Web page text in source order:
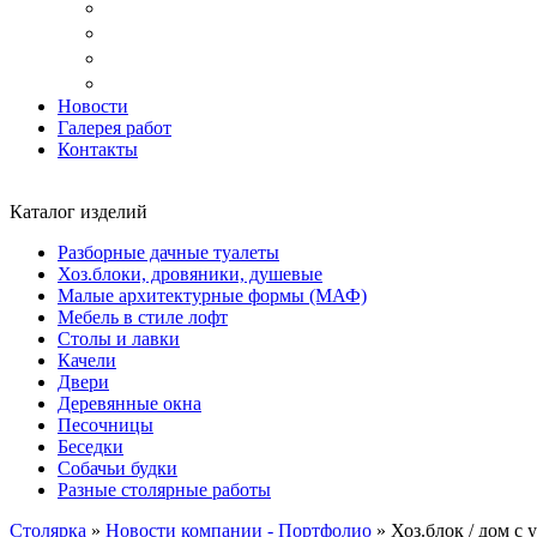
Новости
Галерея работ
Контакты
Каталог изделий
Разборные дачные туалеты
Хоз.блоки, дровяники, душевые
Малые архитектурные формы (МАФ)
Мебель в стиле лофт
Столы и лавки
Качели
Двери
Деревянные окна
Песочницы
Беседки
Собачьи будки
Разные столярные работы
Столярка » Новости компании - Портфолио » Хоз.блок / дом с